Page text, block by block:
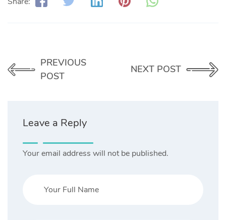
PREVIOUS
POST
NEXT POST
Leave a Reply
Your email address will not be published.